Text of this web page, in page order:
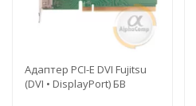
Адаптер PCI-E DVI Fujitsu
(DVI • DisplayPort) БВ